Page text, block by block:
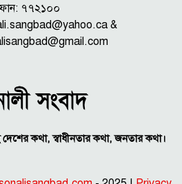
৭৭২১০০
&
কথা, স্বাধীনতার কথা, জনতার কথা।